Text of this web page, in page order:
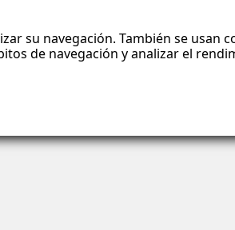
su navegación. También se usan
de navegación y analizar el